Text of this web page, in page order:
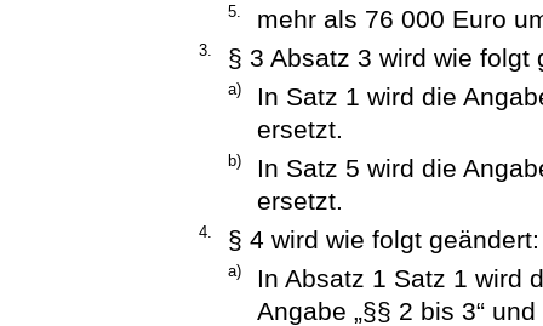
5. mehr als 76 000 Euro
3. § 3 Absatz 3 wird wie folgt
a)
In Satz 1 wird die
ersetzt.
b)
In Satz 5 wird die
ersetzt.
4. § 4 wird wie folgt geändert:
a)
In Absatz 1 Satz 1 wird
Angabe „§§ 2 bis 3“